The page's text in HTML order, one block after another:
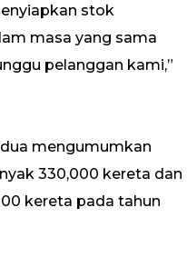
stok
masa yang sama
pelanggan kami,”
mengumumkan
330,000 kereta dan
kereta pada tahun